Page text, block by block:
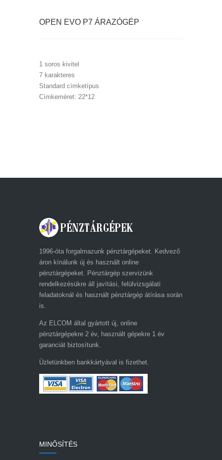
OPEN EVO P7 ÁRAZÓGÉP
1 soros kivitel
7 karakteres
Standard címketípus
Címkeméret: 22*12
1996-óta forgalmazunk pénztárgépeket. Kedvező
áron kínálunk új és használt online
pénztárgépeket. Pénztárgép szervizünk
rendelkezésükre áll javítási, felülvizsgálati
feladatoknál és használt pénztárgép átírása során
is.
Az ELCOM által gyártott új, online
pénztárgépekre 2 év, használt gépekre 1 év
garanciát biztosítunk.
Üzletünkben bankkártyával is fizethet.
MINŐSÍTÉS